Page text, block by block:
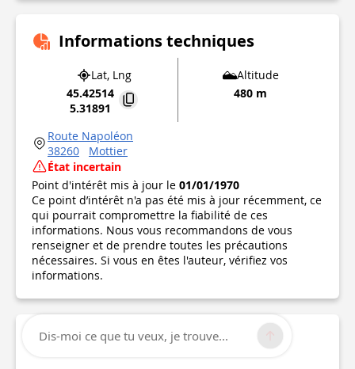
Informations techniques
Lat, Lng
45.42514
5.31891
Altitude
480 m
Route Napoléon
38260
Mottier
État incertain
Point d'intérêt mis à jour le 01/01/1970
Ce point d’intérêt n'a pas été mis à jour récemment, ce
qui pourrait compromettre la fiabilité de ces
informations. Nous vous recommandons de vous
renseigner et de prendre toutes les précautions
nécessaires. Si vous en êtes l'auteur, vérifiez vos
informations.
Dis-moi ce que tu veux, je trouve...